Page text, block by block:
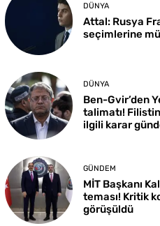
DÜNYA
Attal: Rusya
seçimlerine
DÜNYA
Ben-Gvir’den
talimatı!
ilgili karar
GÜNDEM
MİT Başkanı
teması! Kritik
görüşüldü